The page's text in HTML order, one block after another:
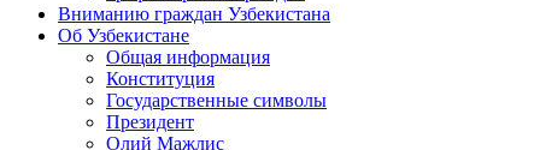
Вниманию граждан Узбекистана
Об Узбекистане
Общая информация
Конституция
Государственные символы
Президент
Олий Мажлис